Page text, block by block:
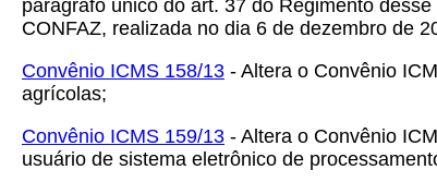
parágrafo único do art. 37 do Regimento
CONFAZ, realizada no dia 6 de dezembro de
Convênio ICMS 158/13 - Altera o Convênio
agrícolas;
Convênio ICMS 159/13 - Altera o Convênio
usuário de sistema eletrônico de